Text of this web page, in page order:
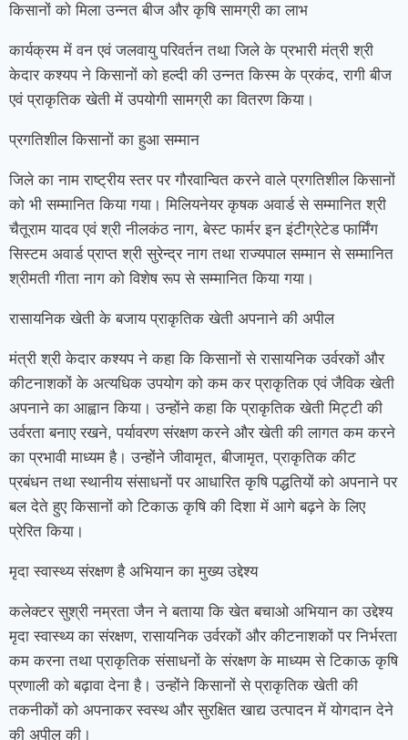
किसानों को मिला उन्नत बीज और कृषि सामग्री का लाभ
कार्यक्रम में वन एवं जलवायु परिवर्तन तथा जिले के प्रभारी मंत्री श्री
केदार कश्यप ने किसानों को हल्दी की उन्नत किस्म के प्रकंद, रागी बीज
एवं प्राकृतिक खेती में उपयोगी सामग्री का वितरण किया।
प्रगतिशील किसानों का हुआ सम्मान
जिले का नाम राष्ट्रीय स्तर पर गौरवान्वित करने वाले प्रगतिशील किसानों
को भी सम्मानित किया गया। मिलियनेयर कृषक अवार्ड से सम्मानित श्री
चैतूराम यादव एवं श्री नीलकंठ नाग, बेस्ट फार्मर इन इंटीग्रेटेड फार्मिंग
सिस्टम अवार्ड प्राप्त श्री सुरेन्द्र नाग तथा राज्यपाल सम्मान से सम्मानित
श्रीमती गीता नाग को विशेष रूप से सम्मानित किया गया।
रासायनिक खेती के बजाय प्राकृतिक खेती अपनाने की अपील
मंत्री श्री केदार कश्यप ने कहा कि किसानों से रासायनिक उर्वरकों और
कीटनाशकों के अत्यधिक उपयोग को कम कर प्राकृतिक एवं जैविक खेती
अपनाने का आह्वान किया। उन्होंने कहा कि प्राकृतिक खेती मिट्टी की
उर्वरता बनाए रखने, पर्यावरण संरक्षण करने और खेती की लागत कम करने
का प्रभावी माध्यम है। उन्होंने जीवामृत, बीजामृत, प्राकृतिक कीट
प्रबंधन तथा स्थानीय संसाधनों पर आधारित कृषि पद्धतियों को अपनाने पर
बल देते हुए किसानों को टिकाऊ कृषि की दिशा में आगे बढ़ने के लिए
प्रेरित किया।
मृदा स्वास्थ्य संरक्षण है अभियान का मुख्य उद्देश्य
कलेक्टर सुश्री नम्रता जैन ने बताया कि खेत बचाओ अभियान का उद्देश्य
मृदा स्वास्थ्य का संरक्षण, रासायनिक उर्वरकों और कीटनाशकों पर निर्भरता
कम करना तथा प्राकृतिक संसाधनों के संरक्षण के माध्यम से टिकाऊ कृषि
प्रणाली को बढ़ावा देना है। उन्होंने किसानों से प्राकृतिक खेती की
तकनीकों को अपनाकर स्वस्थ और सुरक्षित खाद्य उत्पादन में योगदान देने
की अपील की।